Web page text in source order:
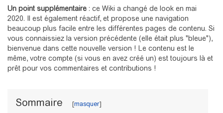
Un point supplémentaire : ce Wiki a changé de look en mai
2020. Il est également réactif, et propose une navigation
beaucoup plus facile entre les différentes pages de contenu. Si
vous connaissiez la version précédente (elle était plus "bleue"),
bienvenue dans cette nouvelle version ! Le contenu est le
même, votre compte (si vous en avez créé un) est toujours là et
prêt pour vos commentaires et contributions !
Sommaire